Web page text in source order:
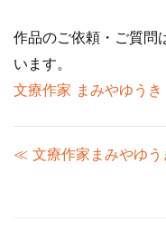
作品のご依頼・ご質問
います。
文療作家 まみやゆうき
≪ 文療作家まみやゆう